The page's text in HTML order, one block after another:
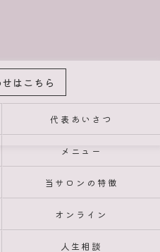
はこちら
代表あいさつ
メニュー
当サロンの特徴
オンライン
人生相談